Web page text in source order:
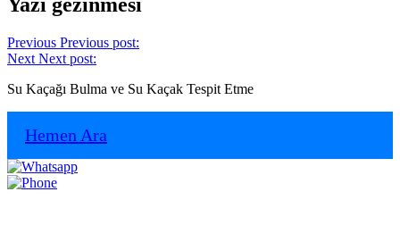
Yazı gezinmesi
Previous Previous post:
Next Next post:
Su Kaçağı Bulma ve Su Kaçak Tespit Etme
Hemen Ara